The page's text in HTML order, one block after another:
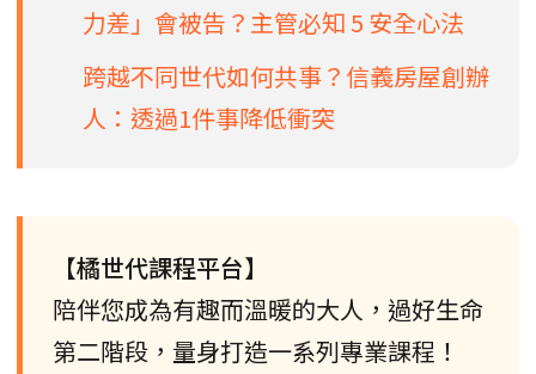
力差」會被告？主管必知 5 安全心法
跨越不同世代如何共事？信義房屋創辦
人：透過1件事降低衝突
【橘世代課程平台】
陪伴您成為有趣而溫暖的大人，過好生命
第二階段，量身打造一系列專業課程！